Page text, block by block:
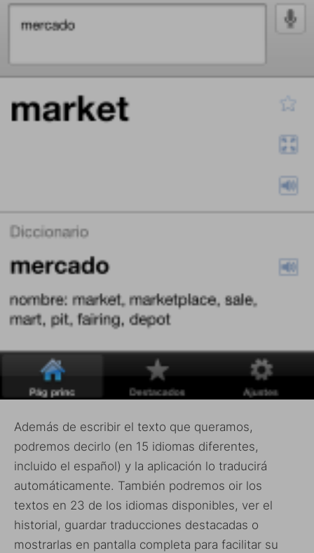
Además de escribir el texto que queramos,
podremos decirlo (en 15 idiomas diferentes,
incluido el español) y la aplicación lo traducirá
automáticamente. También podremos oir los
textos en 23 de los idiomas disponibles, ver el
historial, guardar traducciones destacadas o
mostrarlas en pantalla completa para facilitar su